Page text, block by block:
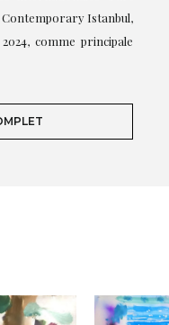
Istanbul,
comme principale